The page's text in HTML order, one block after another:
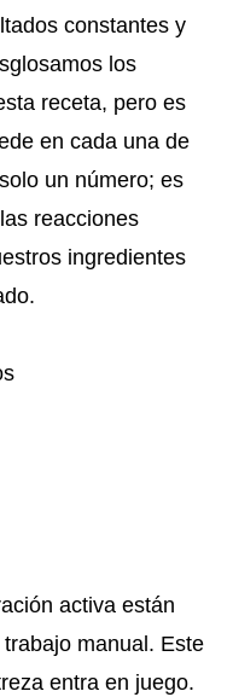
constantes y
los
receta, pero es
en cada una de
un número; es
reacciones
ingredientes
activa están
manual. Este
entra en juego.